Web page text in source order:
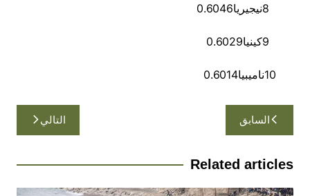
8نيجيريا0.6046
9كينيا0.6029
10ناميبيا0.6014
تصفّح
المقالات
السابق التالي
Related articles